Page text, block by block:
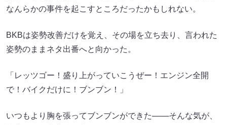
なんらかの事件を起こすところだったかもしれない。
BKBは姿勢改善だけを覚え、その場を立ち去り、言われた
姿勢のままネタ出番へと向かった。
「レッツゴー！盛り上がっていこうぜー！エンジン全開
で！バイクだけに！ブンブン！」
いつもより胸を張ってブンブンができた───そんな気が、